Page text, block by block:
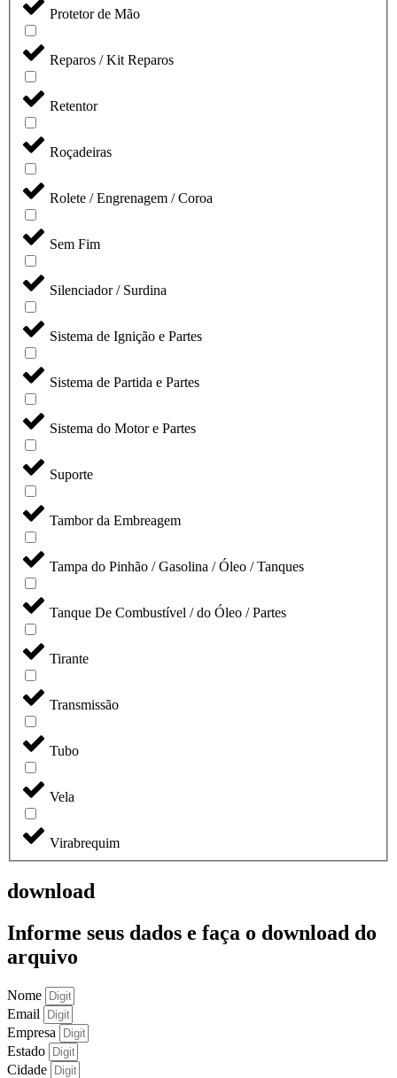
Protetor de Mão
Reparos / Kit Reparos
Retentor
Roçadeiras
Rolete / Engrenagem / Coroa
Sem Fim
Silenciador / Surdina
Sistema de Ignição e Partes
Sistema de Partida e Partes
Sistema do Motor e Partes
Suporte
Tambor da Embreagem
Tampa do Pinhão / Gasolina / Óleo / Tanques
Tanque De Combustível / do Óleo / Partes
Tirante
Transmissão
Tubo
Vela
Virabrequim
download
Informe seus dados e faça o download do
arquivo
Nome
Email
Empresa
Estado
Cidade